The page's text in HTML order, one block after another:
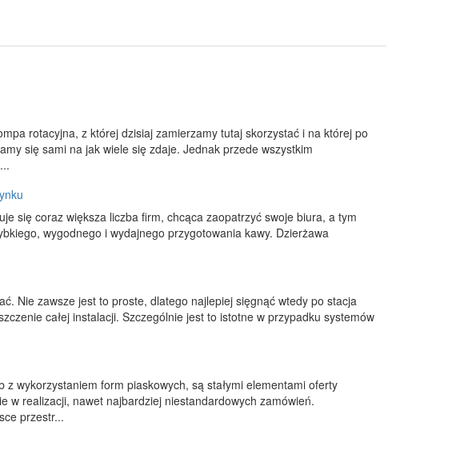
rotacyjna, z której dzisiaj zamierzamy tutaj skorzystać i na której po
się sami na jak wiele się zdaje. Jednak przede wszystkim
się coraz większa liczba firm, chcąca zaopatrzyć swoje biura, a tym
wygodnego i wydajnego przygotowania kawy. Dzierżawa
Nie zawsze jest to proste, dlatego najlepiej sięgnąć wtedy po stacja
całej instalacji. Szczególnie jest to istotne w przypadku systemów
wykorzystaniem form piaskowych, są stałymi elementami oferty
w realizacji, nawet najbardziej niestandardowych zamówień.
przestr...